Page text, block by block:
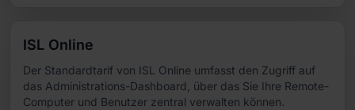
ISL Online
Der Standardtarif von ISL Online umfasst den Zugriff auf
das Administrations-Dashboard, über das Sie Ihre Remote-
Computer und Benutzer zentral verwalten können.